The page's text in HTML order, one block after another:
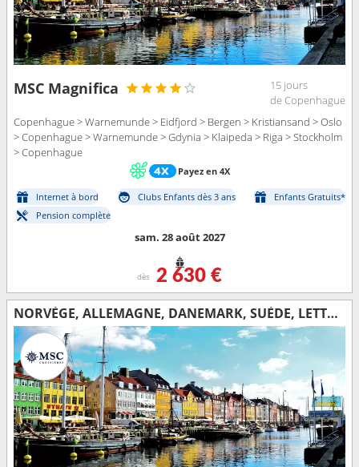
MSC Magnifica
15 jours
de Copenhague
Copenhague > Warnemunde > Eidfjord > Bergen > Kristiansand > Oslo
> Copenhague > Warnemunde > Gdynia > Klaipeda > Riga > Stockholm
> Copenhague
Payez en 4X
Internet à bord Clubs Enfants dès 3 ans
Enfants Gratuits*
Pension complète
sam. 28 août 2027
dès 2 630 €
NORVÈGE, ALLEMAGNE, DANEMARK, SUÈDE, LETTONIE, POLOGNE, LITUANIE